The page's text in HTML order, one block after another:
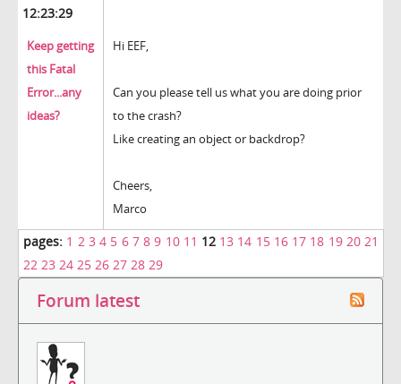
12:23:29
Keep getting
this Fatal
Error...any
ideas?
Hi EEF,
Can you please tell us what you are doing prior
to the crash?
Like creating an object or backdrop?
Cheers,
Marco
pages: 1 2 3 4 5 6 7 8 9 10 11 12 13 14 15 16 17 18 19 20 21
22 23 24 25 26 27 28 29
Forum latest